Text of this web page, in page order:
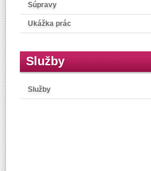
Súpravy
Ukážka prác
Služby
Služby